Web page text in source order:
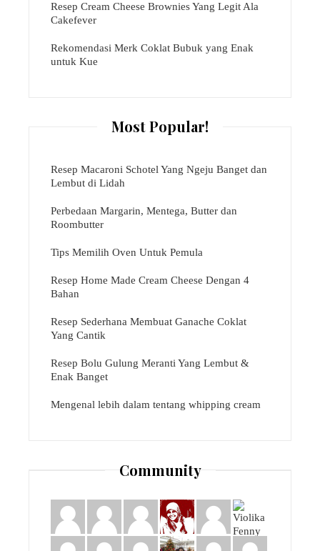
Resep Cream Cheese Brownies Yang Legit Ala
Cakefever
Rekomendasi Merk Coklat Bubuk yang Enak
untuk Kue
Most Popular!
Resep Macaroni Schotel Yang Ngeju Banget dan
Lembut di Lidah
Perbedaan Margarin, Mentega, Butter dan
Roombutter
Tips Memilih Oven Untuk Pemula
Resep Home Made Cream Cheese Dengan 4
Bahan
Resep Sederhana Membuat Ganache Coklat
Yang Cantik
Resep Bolu Gulung Meranti Yang Lembut &
Enak Banget
Mengenal lebih dalam tentang whipping cream
Community